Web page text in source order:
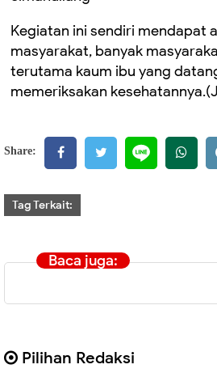
Kegiatan ini sendiri mendapat
masyarakat, banyak
terutama kaum ibu yang
memeriksakan
Share:
Tag Terkait:
Baca juga:
Pilihan Redaksi